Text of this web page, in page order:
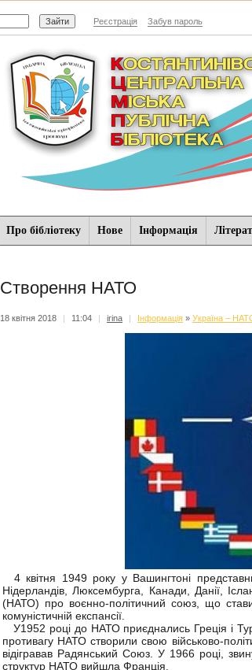
Реєстрація Забув пароль
Про бібліотеку Нове Iнформацiя
Створення НАТО
18 квітня 2018 | 11:04 | irina | Iнформацiя » Україна –
4 квітня 1949 року у Вашингтоні
Нідерландів, Люксембурга, Канади, Данії,
(НАТО) про воєнно-політичний союз, що
комуністичній експансії.
У1952 році до НАТО приєднались Греція і
противагу НАТО створили свою військово-
відігравав Радянський Союз. У 1966 році,
структур НАТО вийшла Франція.